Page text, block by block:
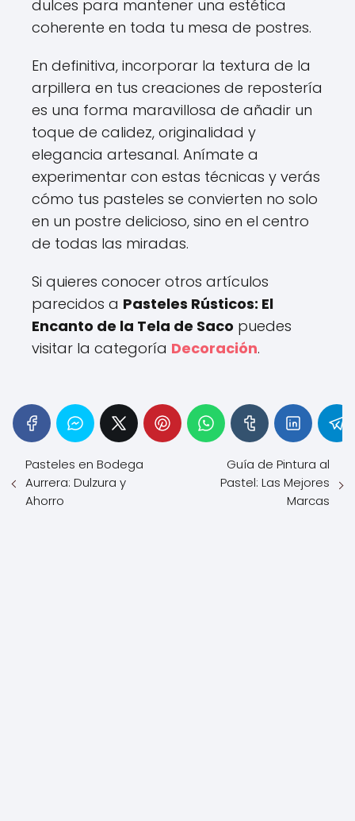
dulces para mantener una estética
coherente en toda tu mesa de postres.
En definitiva, incorporar la textura de la
arpillera en tus creaciones de repostería
es una forma maravillosa de añadir un
toque de calidez, originalidad y
elegancia artesanal. Anímate a
experimentar con estas técnicas y verás
cómo tus pasteles se convierten no solo
en un postre delicioso, sino en el centro
de todas las miradas.
Si quieres conocer otros artículos
parecidos a Pasteles Rústicos: El
Encanto de la Tela de Saco puedes
visitar la categoría Decoración.
Pasteles en Bodega
Aurrera: Dulzura y
Ahorro
Guía de Pintura al
Pastel: Las Mejores
Marcas